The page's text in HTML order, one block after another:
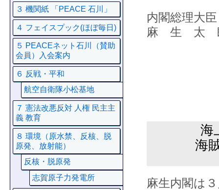
内閣総理大臣
麻 生 太
海
海
麻生内閣は
３ 機関紙 「PEACE 石川」
４ フェイスプック(ほぼ毎日)
５ PEACEネット石川（賛助
会員）入会案内
６ 反戦・平和
航空自衛隊小松基地
７ 憲法改悪反対 人権 民主主
義 教育
８ 環境（原水禁、反核、脱
原発、放射能）
反核・脱原発
志賀原子力発電所